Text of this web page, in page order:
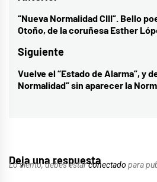
de
entradas
Entrada
anterior:
“Nueva Normalidad CIII”. Bello
Otoño, de la coruñesa Esther
Siguiente
Entrada
siguiente:
Vuelve el “Estado de Alarma”, y
Normalidad” sin aparecer la
Deja una respuesta
Lo siento, debes estarconectado para